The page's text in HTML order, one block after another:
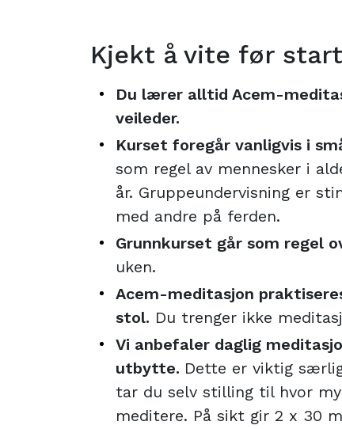
Kjekt å vite før start
Du lærer alltid Acem-
veileder.
Kurset foregår vanligvis i
som regel av mennesker i
år. Gruppeundervisning er
med andre på ferden.
Grunnkurset går som regel
uken.
Acem-meditasjon
stol. Du trenger ikke
Vi anbefaler daglig
utbytte. Dette er viktig
tar du selv stilling til hvor
meditere. På sikt gir 2 x 30